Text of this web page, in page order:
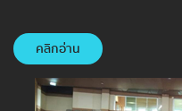
คลิกอ่าน